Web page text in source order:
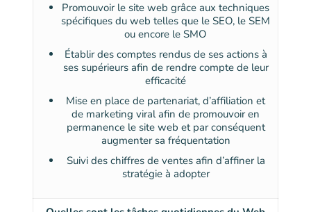
Promouvoir le site web grâce aux techniques
spécifiques du web telles que le SEO, le SEM
ou encore le SMO
Établir des comptes rendus de ses actions à
ses supérieurs afin de rendre compte de leur
efficacité
Mise en place de partenariat, d’affiliation et
de marketing viral afin de promouvoir en
permanence le site web et par conséquent
augmenter sa fréquentation
Suivi des chiffres de ventes afin d’affiner la
stratégie à adopter